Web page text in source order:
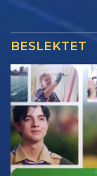
BESLEKTET